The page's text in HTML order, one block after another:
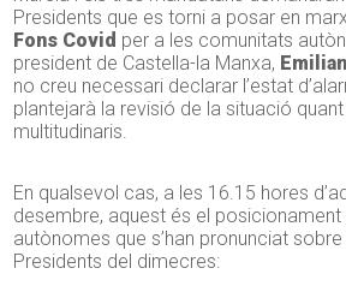
Presidents que es torni a posar en
Fons Covid per a les comunitats
president de Castella-la Manxa,
no creu necessari declarar l’estat
plantejarà la revisió de la situació
multitudinaris.
En qualsevol cas, a les 16.15 hores
desembre, aquest és el
autònomes que s’han pronunciat
Presidents del dimecres: